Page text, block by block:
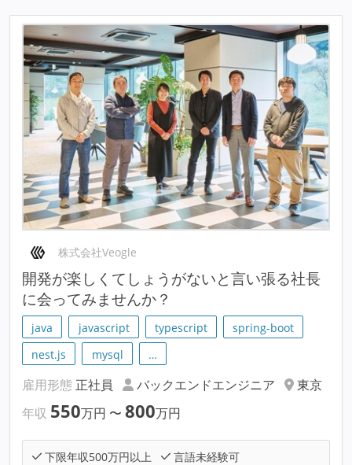
株式会社Veogle
開発が楽しくてしょうがないと言い張る社長
に会ってみませんか？
java javascript typescript
spring-boot
nest.js
mysql …
雇用形態 正社員 バックエンドエンジニア
東京
年収 550万円 〜 800万円
下限年収500万円以上
言語未経験可